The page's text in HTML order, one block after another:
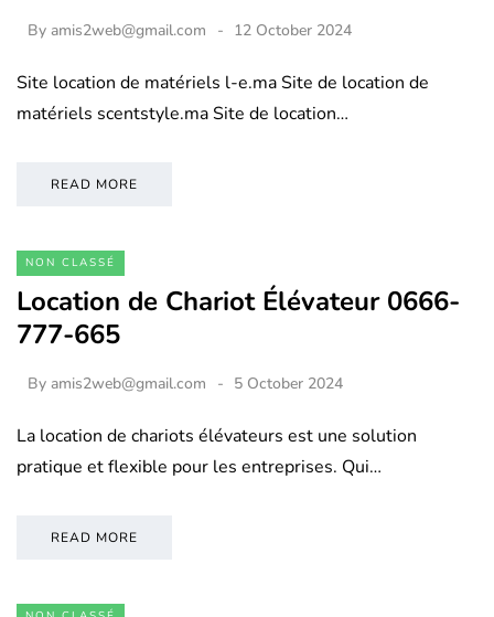
By amis2web@gmail.com 12 October 2024
Site location de matériels l-e.ma Site de location de
matériels scentstyle.ma Site de location…
READ MORE
NON CLASSÉ
Location de Chariot Élévateur 0666-
777-665
By amis2web@gmail.com 5 October 2024
La location de chariots élévateurs est une solution
pratique et flexible pour les entreprises. Qui…
READ MORE